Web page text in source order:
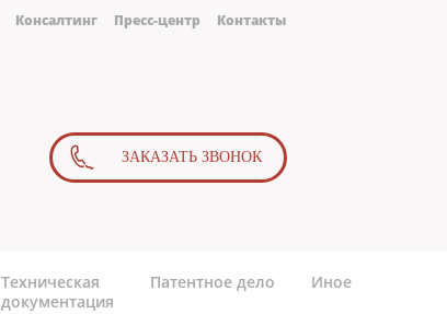
Консалтинг Пресс-центр Контакты
ЗАКАЗАТЬ ЗВОНОК
Техническая
документация
Патентное дело Иное